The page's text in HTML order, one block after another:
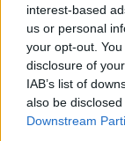
interest-based
us or personal
your opt-out.
disclosure of
IAB’s list of
also be
Downstream
DIVAT
Cselényi